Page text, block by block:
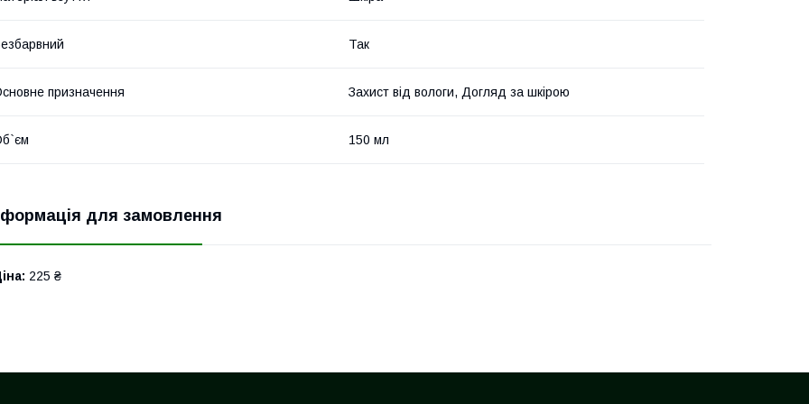
Так
призначення Захист від вологи, Догляд за шкірою
150 мл
для замовлення
225 ₴